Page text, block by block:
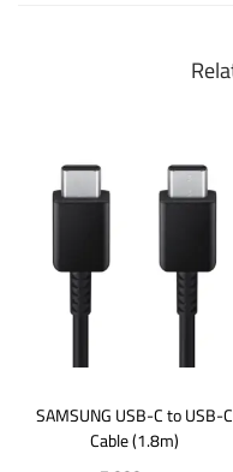
SAMSUNG USB-C to USB-C
Cable (1.8m)